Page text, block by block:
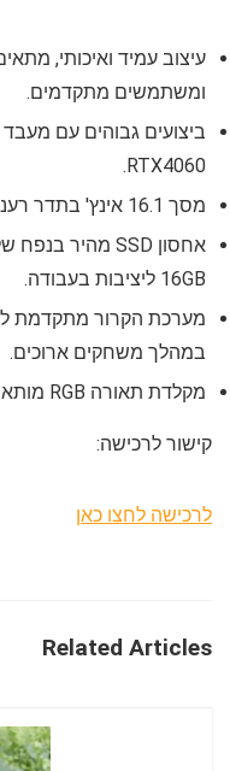
עיצוב עמיד ואיכותי,
ומשתמשים מתקדמים.
RTX4060.
מסך 16.1 אינץ' בתדר רענון גבוה ואיכות תמונה מעולה.
16GB ליציבות בעבודה.
מערכת הקרור מתקדמת
במהלך משחקים ארוכים.
מקלדת תאורה RGB מותאמת אישית ועמידה בפני זליגות.
קישור לרכישה:
לרכישה לחצו כאן
Related Articles